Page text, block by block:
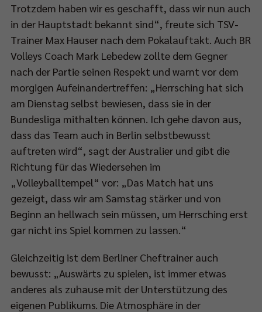
Trotzdem haben wir es geschafft, dass wir nun auch
in der Hauptstadt bekannt sind“, freute sich TSV-
Trainer Max Hauser nach dem Pokalauftakt. Auch BR
Volleys Coach Mark Lebedew zollte dem Gegner
nach der Partie seinen Respekt und warnt vor dem
morgigen Aufeinandertreffen: „Herrsching hat sich
am Dienstag selbst bewiesen, dass sie in der
Bundesliga mithalten können. Ich gehe davon aus,
dass das Team auch in Berlin selbstbewusst
auftreten wird“, sagt der Australier und gibt die
Richtung für das Wiedersehen im
„Volleyballtempel“ vor: „Das Match hat uns
gezeigt, dass wir am Samstag stärker und von
Beginn an hellwach sein müssen, um Herrsching erst
gar nicht ins Spiel kommen zu lassen.“
Gleichzeitig ist dem Berliner Cheftrainer auch
bewusst: „Auswärts zu spielen, ist immer etwas
anderes als zuhause mit der Unterstützung des
eigenen Publikums. Die Atmosphäre in der